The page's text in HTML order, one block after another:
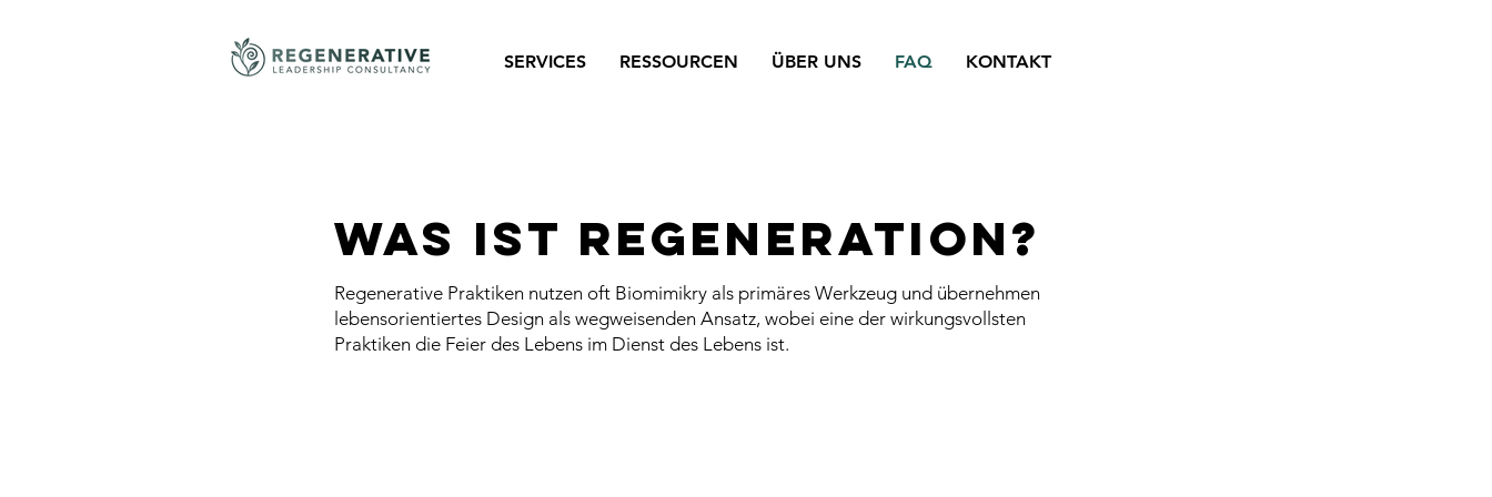
SERVICES RESSOURCEN ÜBER UNS FAQ KONTAKT
Was ist Regeneration?
Regenerative Praktiken nutzen oft Biomimikry als primäres Werkzeug und übernehmen
lebensorientiertes Design als wegweisenden Ansatz, wobei eine der wirkungsvollsten
Praktiken die Feier des Lebens im Dienst des Lebens ist.